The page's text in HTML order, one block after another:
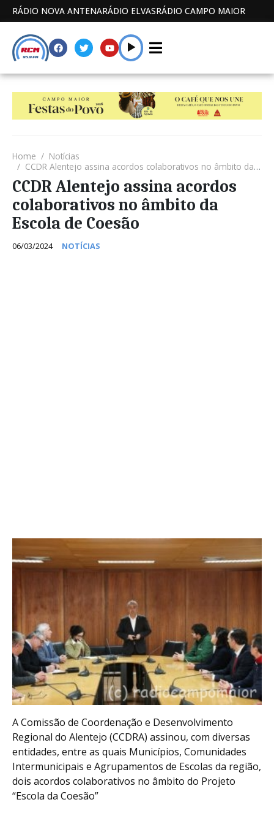
RÁDIO NOVA ANTENARÁDIO ELVASRÁDIO CAMPO MAIOR
Home
Notícias
CCDR Alentejo assina acordos colaborativos no âmbito da Escola de Coesão
CCDR Alentejo assina acordos
colaborativos no âmbito da
Escola de Coesão
06/03/2024 NOTÍCIAS
A Comissão de Coordenação e Desenvolvimento
Regional do Alentejo (CCDRA) assinou, com diversas
entidades, entre as quais Municípios, Comunidades
Intermunicipais e Agrupamentos de Escolas da região,
dois acordos colaborativos no âmbito do Projeto
“Escola da Coesão”